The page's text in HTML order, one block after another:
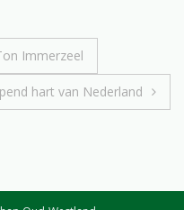
Immerzeel
hart van Nederland